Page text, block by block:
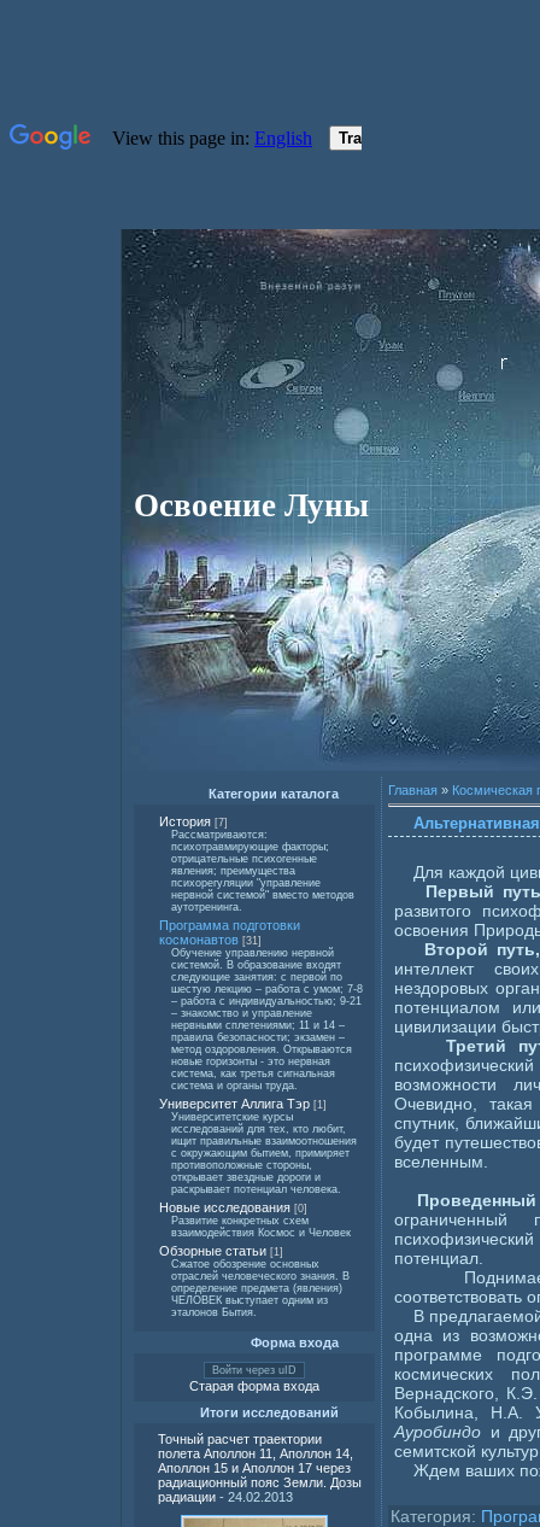
Освоение Луны
Категории каталога
История [7]
Рассматриваются:
психотравмирующие факторы;
отрицательные психогенные
явления; преимущества
психорегуляции "управление
нервной системой" вместо методов
аутотренинга.
Программа подготовки
космонавтов [31]
Обучение управлению нервной
системой. В образование входят
следующие занятия: с первой по
шестую лекцию – работа с умом; 7-8
– работа с индивидуальностью; 9-21
– знакомство и управление
нервными сплетениями; 11 и 14 –
правила безопасности; экзамен –
метод оздоровления. Открываются
новые горизонты - это нервная
система, как третья сигнальная
система и органы труда.
Университет Аллига Тэр [1]
Университетские курсы
исследований для тех, кто любит,
ищит правильные взаимоотношения
с окружающим бытием, примиряет
противоположные стороны,
открывает звездные дороги и
раскрывает потенциал человека.
Новые исследования [0]
Развитие конкретных схем
взаимодействия Космос и Человек
Обзорные статьи [1]
Сжатое обозрение основных
отраслей человеческого знания. В
определение предмета (явления)
ЧЕЛОВЕК выступает одним из
эталонов Бытия.
Форма входа
Войти через uID
Старая форма входа
Итоги исследований
Точный расчет траектории
полета Аполлон 11, Аполлон 14,
Аполлон 15 и Аполлон 17 через
радиационный пояс Земли. Дозы
радиации - 24.02.2013
Главная » Космическая
Для каждой
Первый
развитого
освоения
Второй путь,
интеллект
нездоровых
потенциалом
цивилизации
Третий
возможности
Очевидно,
спутник,
будет
вселенным.
Проведенный
ограниченный
потенциал.
соответствовать
В
одна из
программе
космических
Вернадского,
Кобылина, Н.А.
Ауробиндо и
семитской
Ждем ваших
Категория: